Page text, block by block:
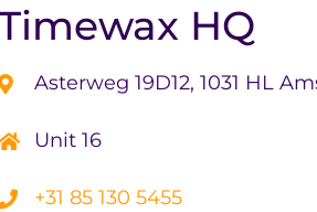
HQ
Asterweg 19D12, 1031 HL
Unit 16
+31 85 130 5455